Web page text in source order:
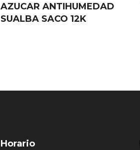
AZUCAR ANTIHUMEDAD
SUALBA SACO 12K
Horario